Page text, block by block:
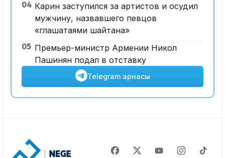
04 Карин заступился за артистов и осудил
мужчину, назвавшего певцов
«глашатаями шайтана»
05 Премьер-министр Армении Никол
Пашинян подал в отставку
Telegram арнасы